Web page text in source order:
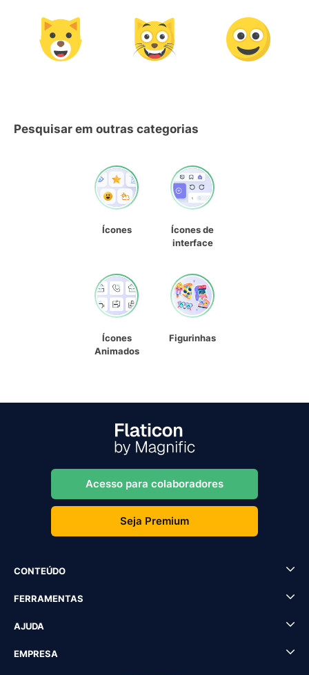
Pesquisar em outras categorias
Ícones
Ícones de
interface
Ícones
Animados
Figurinhas
Acesso para colaboradores
Seja Premium
CONTEÚDO
FERRAMENTAS
AJUDA
EMPRESA